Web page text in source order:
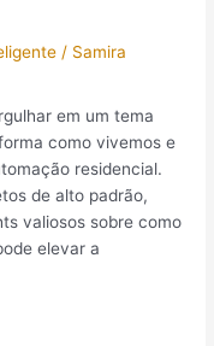
/ Samira
em um tema
como vivemos e
residencial.
de alto padrão,
valiosos sobre como
elevar a